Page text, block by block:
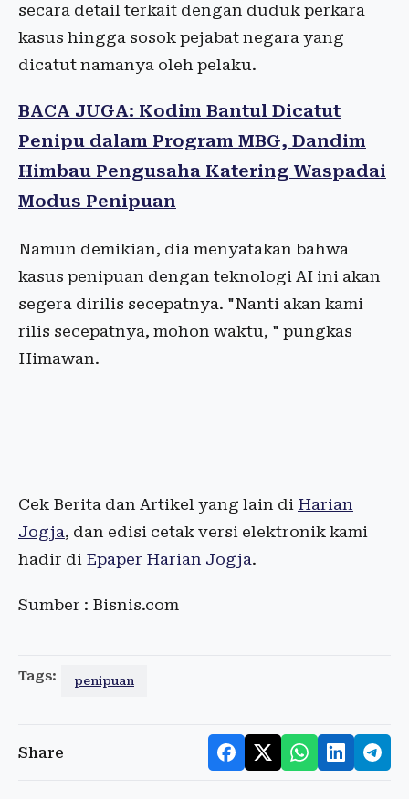
secara detail terkait dengan duduk perkara
kasus hingga sosok pejabat negara yang
dicatut namanya oleh pelaku.
BACA JUGA: Kodim Bantul Dicatut
Penipu dalam Program MBG, Dandim
Himbau Pengusaha Katering Waspadai
Modus Penipuan
Namun demikian, dia menyatakan bahwa
kasus penipuan dengan teknologi AI ini akan
segera dirilis secepatnya. "Nanti akan kami
rilis secepatnya, mohon waktu, " pungkas
Himawan.
Cek Berita dan Artikel yang lain di Harian
Jogja, dan edisi cetak versi elektronik kami
hadir di Epaper Harian Jogja.
Sumber : Bisnis.com
Tags: penipuan
Share